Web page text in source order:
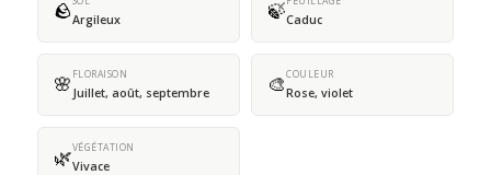
🪨Argileux 🍃Caduc
🌸 FLORAISON
Juillet, août, septembre 🎨COULEUR
Rose, violet
🌿VÉGÉTATION
Vivace